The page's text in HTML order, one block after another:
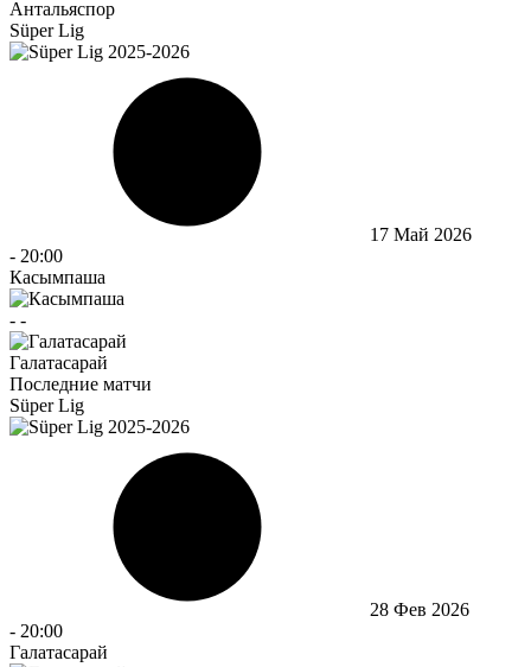
Антальяспор
Süper Lig
17 Май 2026
- 20:00
Касымпаша
- -
Галатасарай
Последние матчи
Süper Lig
28 Фев 2026
- 20:00
Галатасарай